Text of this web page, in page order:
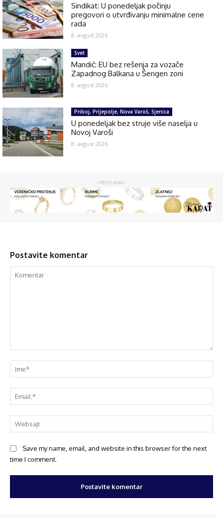
Sindikat: U ponedeljak počinju
pregovori o utvrđivanju minimalne cene
rada
8. avgust 2026.
Svet
Mandić: EU bez rešenja za vozače
Zapadnog Balkana u Šengen zoni
8. avgust 2026.
Priboj, Prijepolje, Nova Varoš, Sjenica
U ponedeljak bez struje više naselja u
Novoj Varoši
8. avgust 2026.
- REKLAMA -
Postavite komentar
Save my name, email, and website in this browser for the next
time I comment.